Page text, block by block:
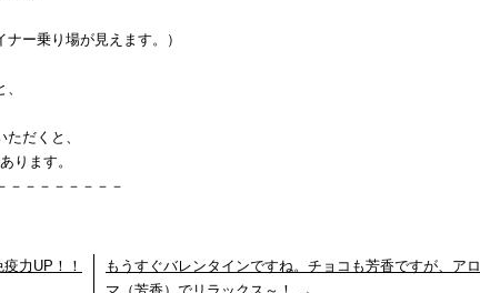
ー乗り場が見えます。）
だくと、
ます。
－－－－－－－－
力UP！！
もうすぐバレンタインですね。チョコも芳香ですが、アロ